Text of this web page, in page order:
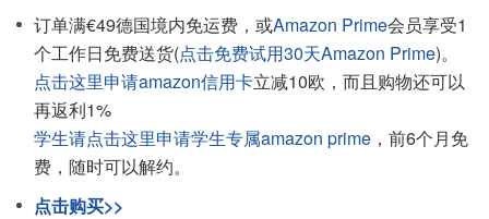
订单满€49德国境内免运费，或Amazon Prime会员享受1
个工作日免费送货(点击免费试用30天Amazon Prime)。
点击这里申请amazon信用卡立减10欧，而且购物还可以
再返利1%
学生请点击这里申请学生专属amazon prime ，前6个月免
费，随时可以解约。
点击购买>>